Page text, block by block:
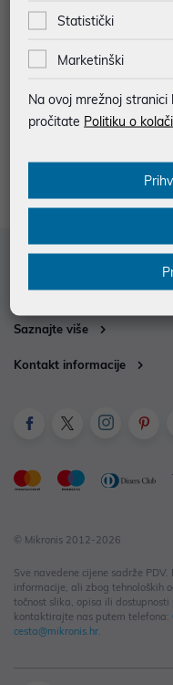
Promotivno razdoblje
Poklon
na
Služba za korisnike
Informacije za kupce
Saznajte više
Kontakt informacije
© Mikronis 2012-2026
Sve navedene cijene sadrže
informacije, ali zbog tehnoloških
točnost slika, opisa ili
kontaktirajte nas putem telefona:
cesta@mikronis.hr.
Statistički
Marketinški
Na ovoj mrežnoj
pročitate Politiku o